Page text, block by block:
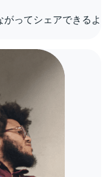
ってシェアできるよ